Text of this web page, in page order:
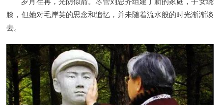
膝，但她对毛岸英的思念和追忆，并未随着流水般的时光渐渐淡
去。